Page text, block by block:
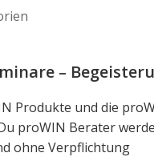
–
Produkte und die
proWIN Berater
ohne Verpflichtung